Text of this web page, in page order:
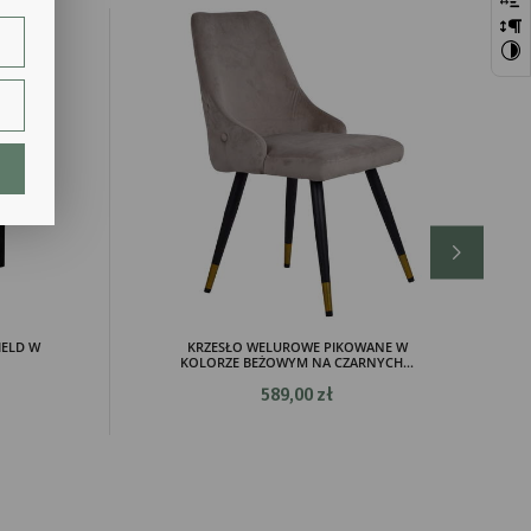
W
KRZESŁO WELUROWE PIKOWANE W
KOLORZE BEŻOWYM NA CZARNYCH...
589,00 zł